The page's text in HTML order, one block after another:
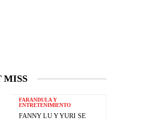
MISS
FARANDULA Y
ENTRETENIMIENTO
FANNY LU Y YURI SE